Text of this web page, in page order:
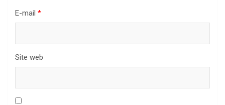
E-mail *
Site web